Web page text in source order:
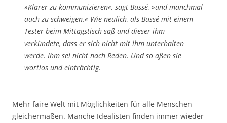
»Klarer zu kommunizieren«, sagt Bussé, »und manchmal
auch zu schweigen.« Wie neulich, als Bussé mit einem
Tester beim Mittagstisch saß und dieser ihm
verkündete, dass er sich nicht mit ihm unterhalten
werde. Ihm sei nicht nach Reden. Und so aßen sie
wortlos und einträchtig.
Mehr faire Welt mit Möglichkeiten für alle Menschen
gleichermaßen. Manche Idealisten finden immer wieder